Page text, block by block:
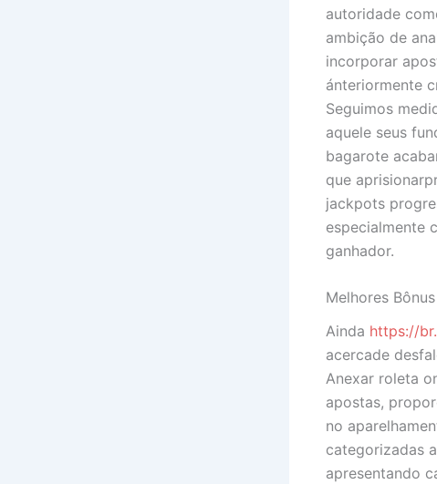
autoridade
ambição de
incorporar
ánteriormente
Seguimos
aquele seus
bagarote
que
jackpots
especialmente
ganhador.
Melhores
Ainda https://
acercade
Anexar roleta
apostas,
no
categorizadas
apresentando